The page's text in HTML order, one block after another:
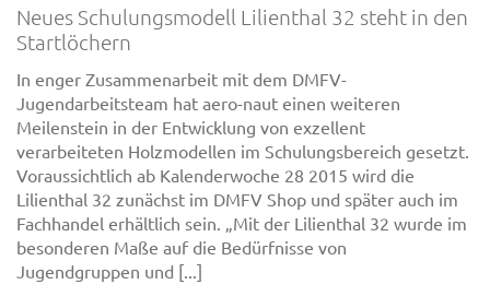
Neues Schulungsmodell Lilienthal 32 steht in den
Startlöchern
In enger Zusammenarbeit mit dem DMFV-
Jugendarbeitsteam hat aero-naut einen weiteren
Meilenstein in der Entwicklung von exzellent
verarbeiteten Holzmodellen im Schulungsbereich gesetzt.
Voraussichtlich ab Kalenderwoche 28 2015 wird die
Lilienthal 32 zunächst im DMFV Shop und später auch im
Fachhandel erhältlich sein. „Mit der Lilienthal 32 wurde im
besonderen Maße auf die Bedürfnisse von
Jugendgruppen und [...]